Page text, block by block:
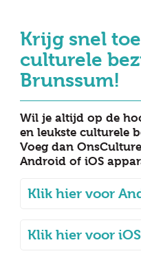
Krijg snel
culturele
Brunssum!
Wil je altijd op de
en leukste culturele
Voeg dan
Android of iOS
Klik hier voor
Klik hier voor iOS